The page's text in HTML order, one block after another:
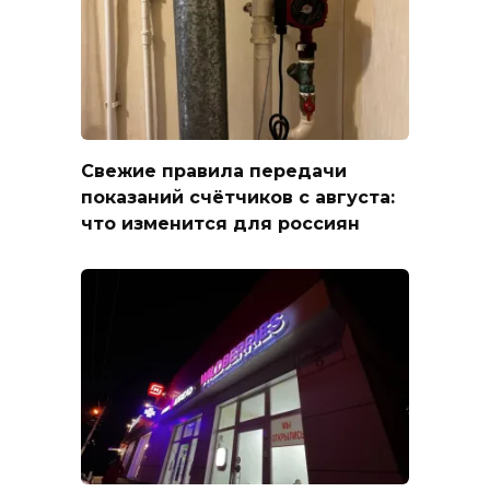
Свежие правила передачи
показаний счётчиков с августа:
что изменится для россиян